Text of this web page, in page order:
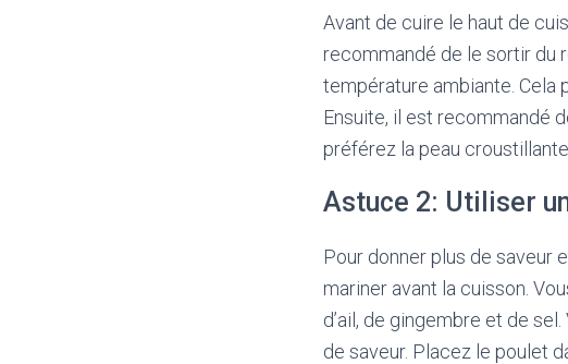
Avant de cuire le haut de
recommandé de le sortir du
température ambiante. Cela
Ensuite, il est recommandé
préférez la peau
Astuce 2: Utiliser
Pour donner plus de saveur
mariner avant la cuisson.
d’ail, de gingembre et de
de saveur. Placez le poulet